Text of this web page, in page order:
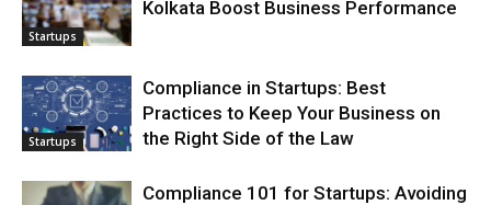
Startups
Kolkata Boost Business Performance
Startups
Compliance in Startups: Best
Practices to Keep Your Business on
the Right Side of the Law
Compliance 101 for Startups: Avoiding